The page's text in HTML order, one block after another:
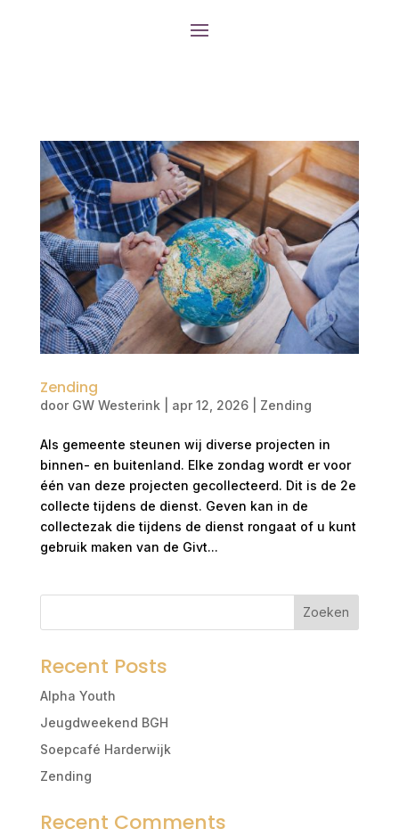
Zending
door GW Westerink apr 12, 2026| Zending
Als gemeente steunen wij diverse projecten in
binnen- en buitenland. Elke zondag wordt er voor
één van deze projecten gecollecteerd. Dit is de 2e
collecte tijdens de dienst. Geven kan in de
collectezak die tijdens de dienst rongaat of u kunt
gebruik maken van de Givt...
Zoeken
Recent Posts
Alpha Youth
Jeugdweekend BGH
Soepcafé Harderwijk
Zending
Recent Comments